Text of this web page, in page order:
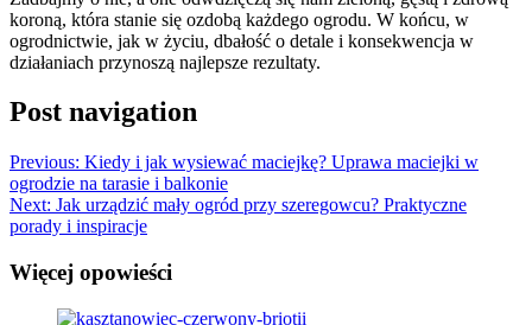
koroną, która stanie się ozdobą każdego ogrodu. W końcu, w
ogrodnictwie, jak w życiu, dbałość o detale i konsekwencja w
działaniach przynoszą najlepsze rezultaty.
Post navigation
Previous: Kiedy i jak wysiewać maciejkę? Uprawa maciejki w
ogrodzie na tarasie i balkonie
Next: Jak urządzić mały ogród przy szeregowcu? Praktyczne
porady i inspiracje
Więcej opowieści